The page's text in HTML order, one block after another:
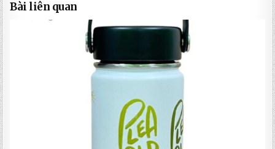
Bài liên quan